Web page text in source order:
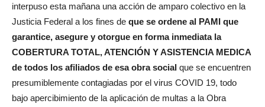
interpuso esta mañana una acción de amparo colectivo en la
Justicia Federal a los fines de que se ordene al PAMI que
garantice, asegure y otorgue en forma inmediata la
COBERTURA TOTAL, ATENCIÓN Y ASISTENCIA MEDICA
de todos los afiliados de esa obra social que se encuentren
presumiblemente contagiadas por el virus COVID 19, todo
bajo apercibimiento de la aplicación de multas a la Obra